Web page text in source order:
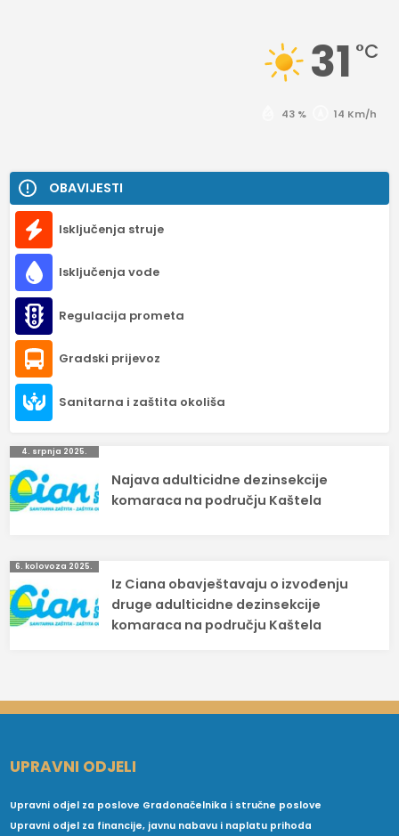
31 °C
43 % 14 Km/h
OBAVIJESTI
Isključenja struje
Isključenja vode
Regulacija prometa
Gradski prijevoz
Sanitarna i zaštita okoliša
Navigacija
objava
4. srpnja 2025.
Najava adulticidne dezinsekcije
komaraca na području Kaštela
6. kolovoza 2025.
Iz Ciana obavještavaju o izvođenju
druge adulticidne dezinsekcije
komaraca na području Kaštela
UPRAVNI ODJELI
Upravni odjel za poslove Gradonačelnika i stručne poslove
Upravni odjel za financije, javnu nabavu i naplatu prihoda